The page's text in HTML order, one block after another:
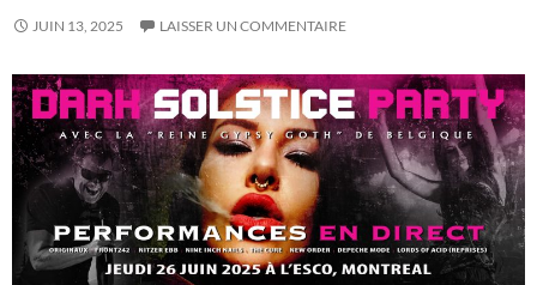
JUIN 13, 2025 LAISSER UN COMMENTAIRE